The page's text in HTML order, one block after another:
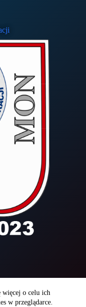
więcej o celu ich
w przeglądarce.